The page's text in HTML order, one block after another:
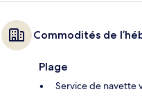
Commodités de
Plage
Service de navette